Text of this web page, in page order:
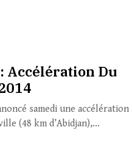
Accélération Du
samedi une accélération
(48 km d’Abidjan),...